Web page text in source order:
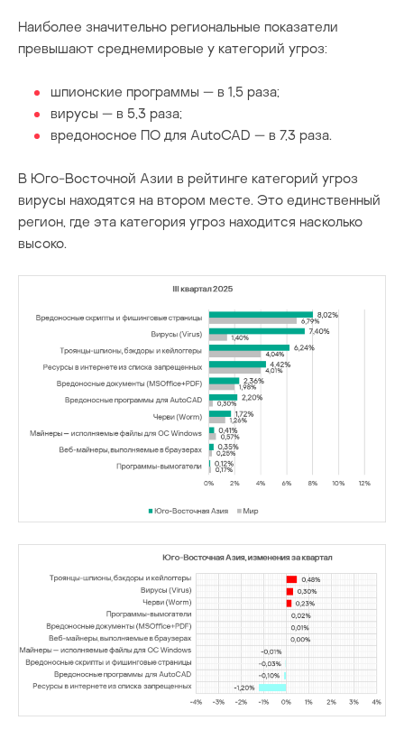
Наиболее значительно региональные показатели
превышают среднемировые у категорий угроз:
шпионские программы — в 1,5 раза;
вирусы — в 5,3 раза;
вредоносное ПО для AutoCAD — в 7,3 раза.
В Юго-Восточной Азии в рейтинге категорий угроз
вирусы находятся на втором месте. Это единственный
регион, где эта категория угроз находится насколько
высоко.